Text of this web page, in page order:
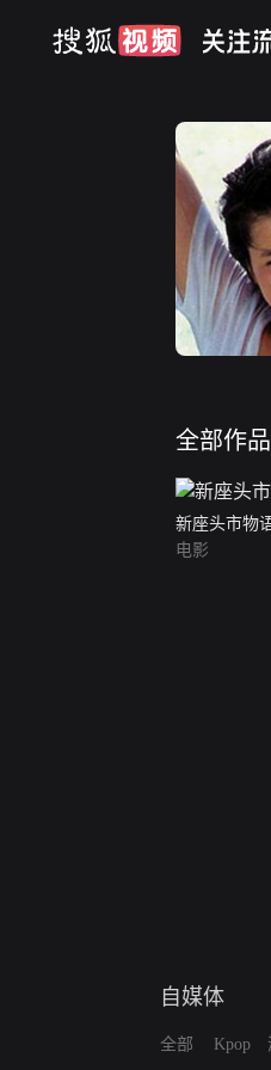
全部作品
新座头市物
电影
自媒体
全部 Kpop